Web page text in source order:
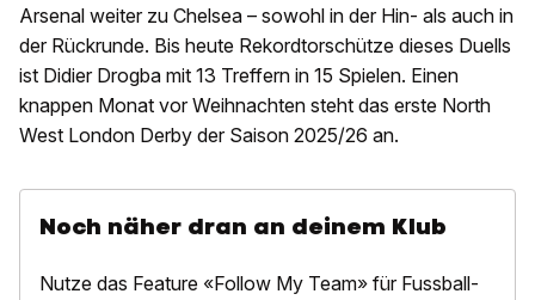
Arsenal weiter zu Chelsea – sowohl in der Hin- als auch in
der Rückrunde. Bis heute Rekordtorschütze dieses Duells
ist Didier Drogba mit 13 Treffern in 15 Spielen. Einen
knappen Monat vor Weihnachten steht das erste North
West London Derby der Saison 2025/26 an.
Noch näher dran an deinem Klub
Nutze das Feature «Follow My Team» für Fussball-